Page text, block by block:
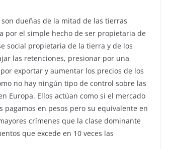
dueñas de la mitad de las tierras
por el simple hecho de ser propietaria de
social propietaria de la tierra y de los
las retenciones, presionar por una
exportar y aumentar los precios de los
no hay ningún tipo de control sobre las
Europa. Ellos actúan como si el mercado
en pesos pero su equivalente en
crímenes que la clase dominante
que excede en 10 veces las